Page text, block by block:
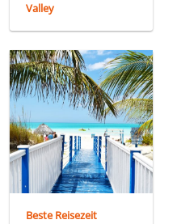
Valley
Beste Reisezeit